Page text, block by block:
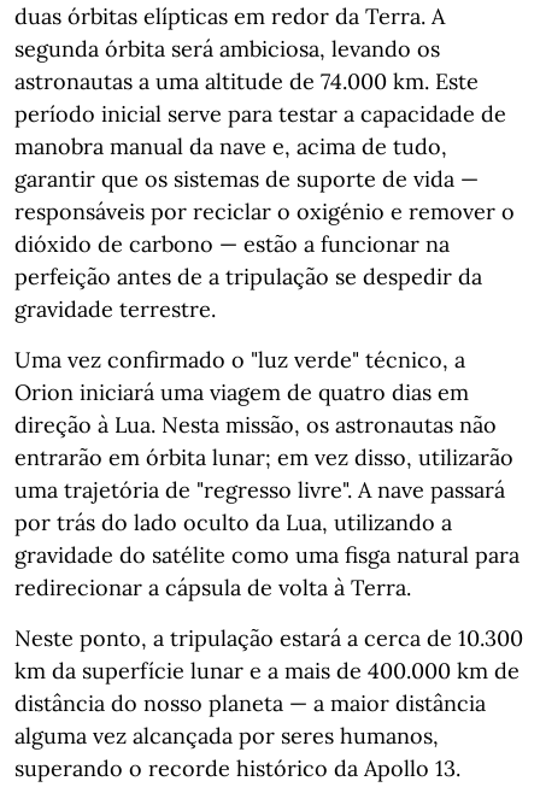
duas órbitas elípticas em redor da Terra. A
segunda órbita será ambiciosa, levando os
astronautas a uma altitude de 74.000 km. Este
período inicial serve para testar a capacidade de
manobra manual da nave e, acima de tudo,
garantir que os sistemas de suporte de vida —
responsáveis por reciclar o oxigénio e remover o
dióxido de carbono — estão a funcionar na
perfeição antes de a tripulação se despedir da
gravidade terrestre.
Uma vez confirmado o "luz verde" técnico, a
Orion iniciará uma viagem de quatro dias em
direção à Lua. Nesta missão, os astronautas não
entrarão em órbita lunar; em vez disso, utilizarão
uma trajetória de "regresso livre". A nave passará
por trás do lado oculto da Lua, utilizando a
gravidade do satélite como uma fisga natural para
redirecionar a cápsula de volta à Terra.
Neste ponto, a tripulação estará a cerca de 10.300
km da superfície lunar e a mais de 400.000 km de
distância do nosso planeta — a maior distância
alguma vez alcançada por seres humanos,
superando o recorde histórico da Apollo 13.